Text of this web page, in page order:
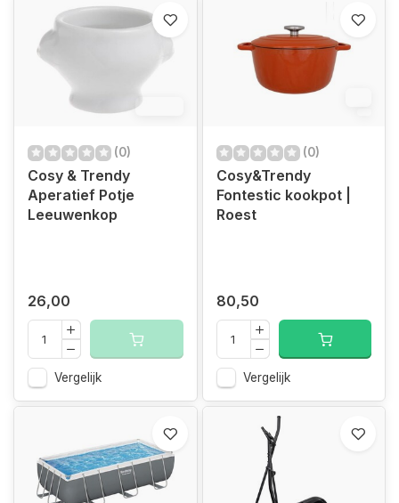
(0)
Cosy & Trendy
Aperatief Potje
Leeuwenkop
26,00
Vergelijk
(0)
Cosy&Trendy
Fontestic kookpot |
Roest
80,50
Vergelijk